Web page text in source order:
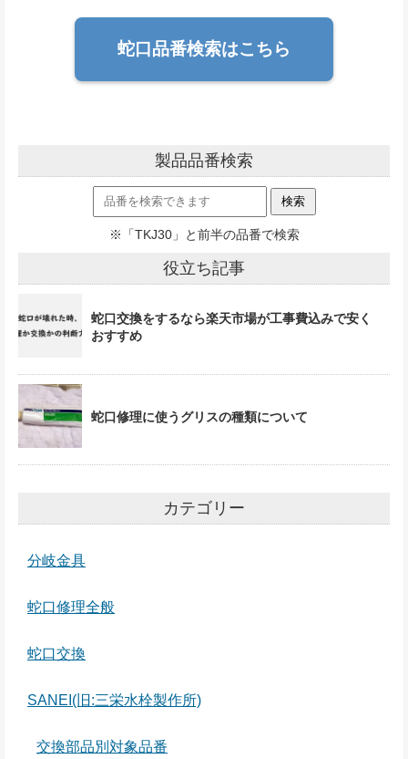
蛇口品番検索はこちら
製品品番検索
※「TKJ30」と前半の品番で検索
役立ち記事
蛇口交換をするなら楽天市場が工事費込みで安く
おすすめ
蛇口修理に使うグリスの種類について
カテゴリー
分岐金具
蛇口修理全般
蛇口交換
SANEI(旧:三栄水栓製作所)
交換部品別対象品番